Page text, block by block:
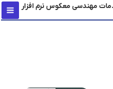
содержимому
مهندسی معکوس نرم افزار